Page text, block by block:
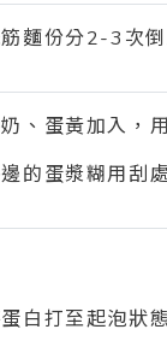
麵份分2-3 次
、蛋黃加入，
的蛋漿糊用刮
白打至起泡狀態